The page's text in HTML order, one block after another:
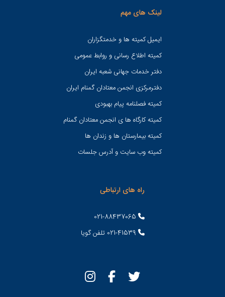
لینک های مهم
ایمیل کمیته ها و خدمتگزاران
کميته اطلاع رسانی و روابط عمومی
دفتر خدمات جهانی شعبه ايران
دفترمرکزی انجمن معتادان گمنام ایران
کمیته فصلنامه پیام بهبودی
کمیته کارگاه ها ی انجمن معتادان گمنام
کمیته بیمارستان ها و زندان ها
کمیته وب سایت و آدرس جلسات
راه های ارتباطی